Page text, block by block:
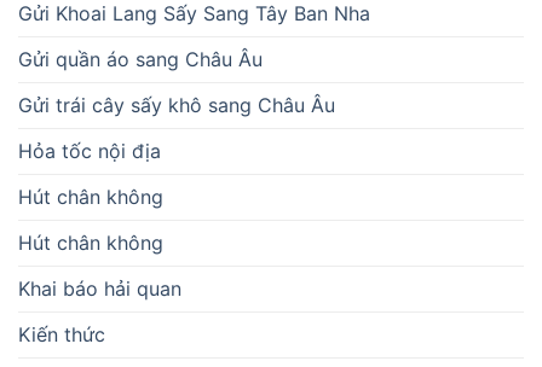
Gửi Khoai Lang Sấy Sang Tây Ban Nha
Gửi quần áo sang Châu Âu
Gửi trái cây sấy khô sang Châu Âu
Hỏa tốc nội địa
Hút chân không
Hút chân không
Khai báo hải quan
Kiến thức